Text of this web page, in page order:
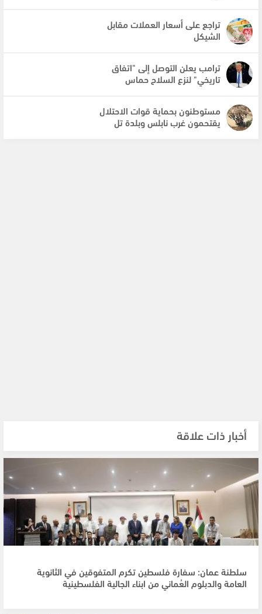
تراجع على أسعار العملات مقابل
الشيكل
ترامب يعلن التوصل إلى "اتفاق
تاريخي" لنزع السلاح حماس
مستوطنون بحماية قوات الاحتلال
يقتحمون غرب نابلس وبلدة تل
أخبار ذات علاقة
سلطنة عمان: سفارة فلسطين تكرم المتفوقين في الثانوية
العامة والدبلوم العُماني من ابناء الجالية الفلسطينية